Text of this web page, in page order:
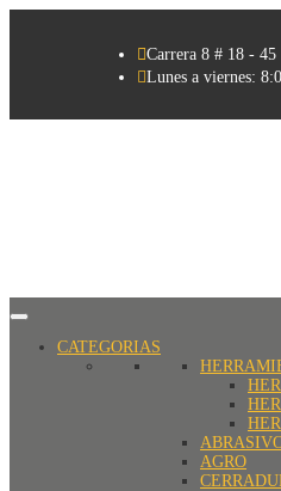
Carrera 8 # 18 - 45
Lunes a viernes:
CATEGORIAS
AGRO